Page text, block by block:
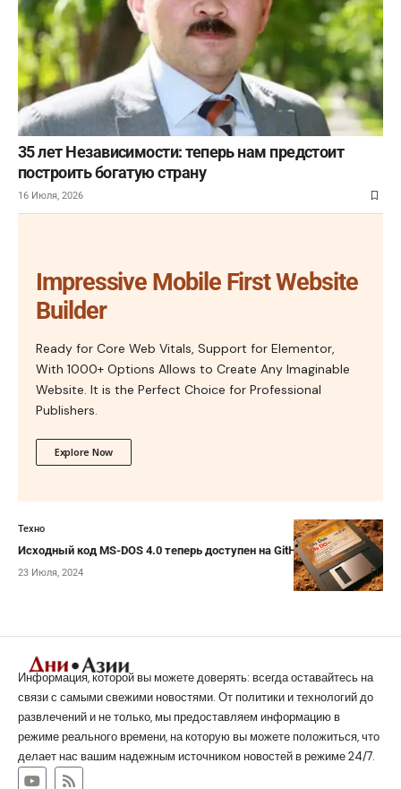
35 лет Независимости: теперь нам предстоит
построить богатую страну
16 Июля, 2026
Impressive Mobile First Website
Builder
Ready for Core Web Vitals, Support for Elementor,
With 1000+ Options Allows to Create Any Imaginable
Website. It is the Perfect Choice for Professional
Publishers.
Explore Now
Техно
Исходный код MS-DOS 4.0 теперь доступен на GitHub
23 Июля, 2024
Информация, которой вы можете доверять: всегда оставайтесь на
связи с самыми свежими новостями. От политики и технологий до
развлечений и не только, мы предоставляем информацию в
режиме реального времени, на которую вы можете положиться, что
делает нас вашим надежным источником новостей в режиме 24/7.